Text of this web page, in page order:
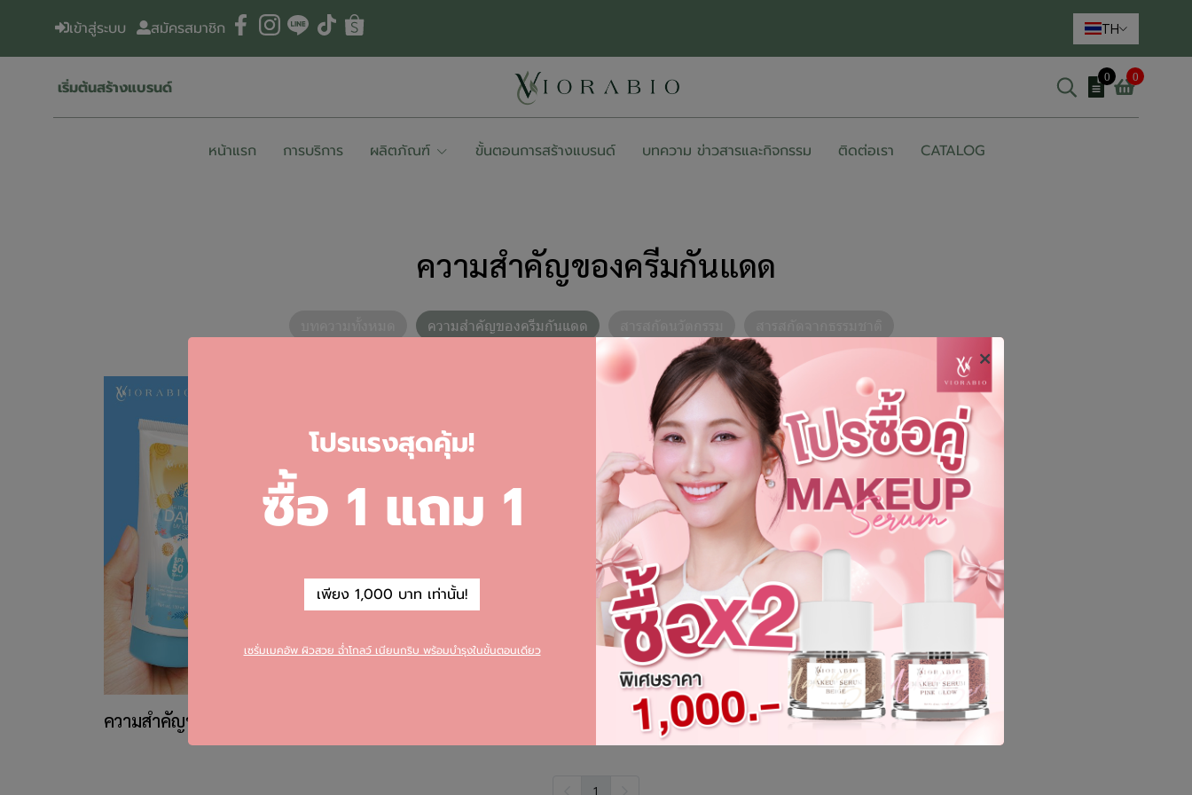
เข้าสู่ระบบ สมัครสมาชิก TH
เริ่มต้นสร้างแบรนด์
0 0
หน้าแรก การบริการ ผลิตภัณฑ์ ขั้นตอนการสร้างแบรนด์ บทความ ข่าวสารและกิจกรรม ติดต่อเรา CATALOG
ความสำคัญของครีมกันแดด
ความสำคัญของครีมกันแดด
ความสำคัญของครีมกันแดด
1
โปรแรงสุดคุ้ม!
ซื้อ 1 แถม 1
เพียง 1,000 บาท เท่านั้น!
เซรั่มเมคอัพ ผิวสวย ฉ่ำโกลว์ เนียนกริบ พร้อมบำรุงในขั้นตอนเดียว